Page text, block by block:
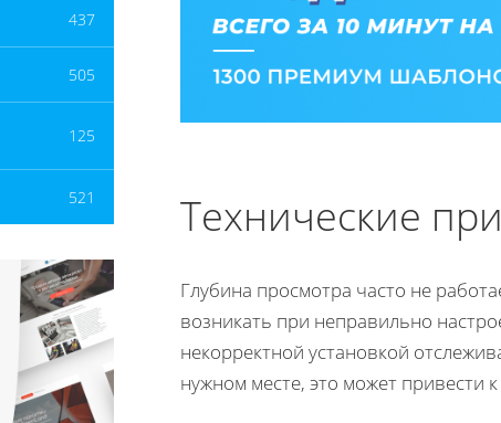
437
505
125
521 Технические
Глубина просмотра часто не
возникать при неправильно
некорректной установкой
нужном месте, это может привести